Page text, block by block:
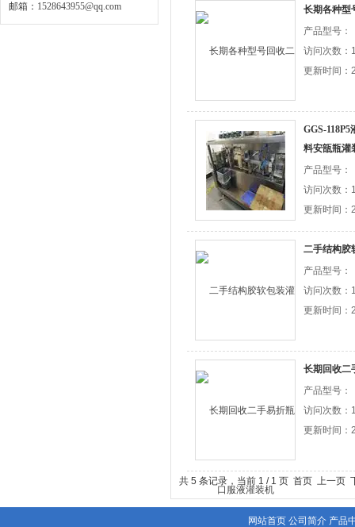
邮箱： 1528643955@qq.com
长期各种型
产品型号：
访问次数：
更新时间：
GGS-
料安瓿瓶灌
产品型号：
访问次数：
更新时间：
二手结构胶
产品型号：
访问次数：
更新时间：
长期回收二
产品型号：
访问次数：
更新时间：
共 5 条记录，当前 1 / 1 页 首页 上一页
网站首页 公司简介 产品